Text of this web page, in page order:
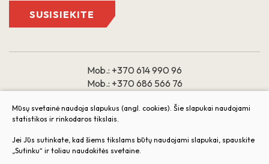
SUSISIEKITE
Mob.: +370 614 990 96
Mob.: +370 686 566 76
El. paštas:
butai@arkada.lt
Darbo laikas: 9:00 – 18:00
Mūsų svetainė naudoja slapukus (angl. cookies). Šie slapukai naudojami
statistikos ir rinkodaros tikslais.
Jei Jūs sutinkate, kad šiems tikslams būtų naudojami slapukai, spauskite
„Sutinku“ ir toliau naudokitės svetaine.